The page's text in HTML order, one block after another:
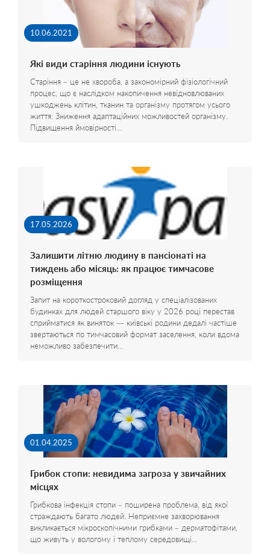
10.06.2021
Які види старіння людини існують
Старіння – це не хвороба, а закономірний фізіологічний
процес, що є наслідком накопичення невідновлюваних
ушкоджень клітин, тканин та організму протягом усього
життя: Зниження адаптаційних можливостей організму.
Підвищення ймовірності…
17.05.2026
Залишити літню людину в пансіонаті на
тиждень або місяць: як працює тимчасове
розміщення
Запит на короткостроковий догляд у спеціалізованих
будинках для людей старшого віку у 2026 році перестав
сприйматися як виняток — київські родини дедалі частіше
звертаються по тимчасовий формат заселення, коли вдома
неможливо забезпечити…
01.04.2025
Грибок стопи: невидима загроза у звичайних
місцях
Грибкова інфекція стопи – поширена проблема, від якої
страждають багато людей. Неприємне захворювання
викликається мікроскопічними грибками – дерматофітами,
що живуть у вологому і теплому середовищі…